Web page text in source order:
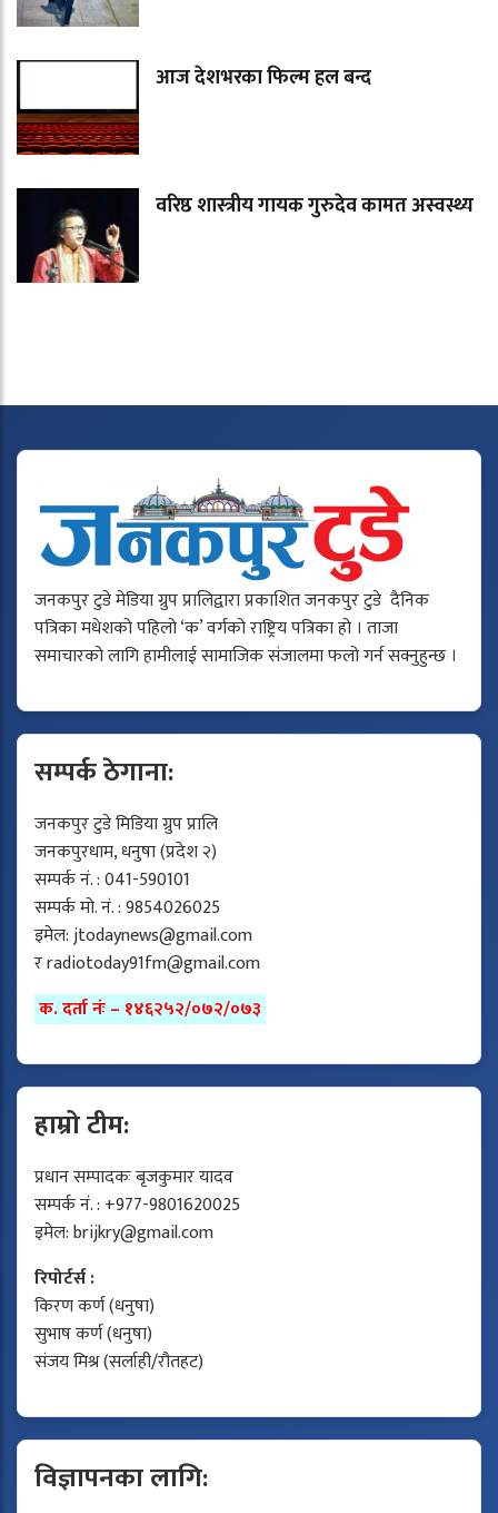
आज देशभरका फिल्म हल बन्द
वरिष्ठ शास्त्रीय गायक गुरुदेव कामत अस्वस्थ्य
जनकपुर टुडे मेडिया ग्रुप प्रालिद्वारा प्रकाशित जनकपुर टुडे दैनिक
पत्रिका मधेशको पहिलो ‘क’ वर्गको राष्ट्रिय पत्रिका हो । ताजा
समाचारको लागि हामीलाई सामाजिक संजालमा फलो गर्न सक्नुहुन्छ ।
सम्पर्क ठेगाना:
जनकपुर टुडे मिडिया ग्रुप प्रालि
जनकपुरधाम, धनुषा (प्रदेश २)
सम्पर्क नं. : 041-590101
सम्पर्क मो. नं. : 9854026025
इमेल:jtodaynews@gmail.com
रradiotoday91fm@gmail.com
क. दर्ता नंः – १४६२५२/०७२/०७३
हाम्रो टीम:
प्रधान सम्पादकः बृजकुमार यादव
सम्पर्क नं. : +977-9801620025
इमेल:brijkry@gmail.com
रिपोर्टर्स :
किरण कर्ण (धनुषा)
सुभाष कर्ण (धनुषा)
संजय मिश्र (सर्लाही/रौतहट)
विज्ञापनका लागि: